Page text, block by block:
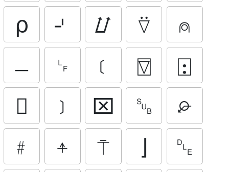
⍴
⌏ ⌰ ⍢
⍝
﹘
␊ ﹝ ⍔
⍠

﹞ ⌧ ␚
⌮
﹟
⍏ ⍑ ⌋
␐